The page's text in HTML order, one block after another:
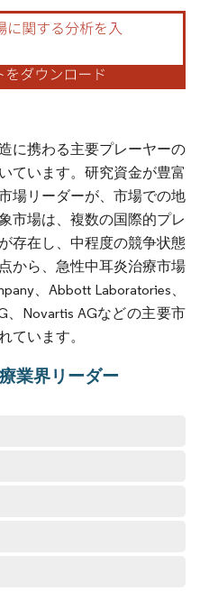
CC BY 4.0の表示が必要です。
に携わる主要プレーヤーの
ています。研究資金が豊富
場リーダーが、市場での地
市場は、複数の国際的プレ
存在し、中程度の競争状態
から、急性中耳炎治療市場
、Abbott Laboratories、
、Novartis AGなどの主要市
ています。
業界リーダー